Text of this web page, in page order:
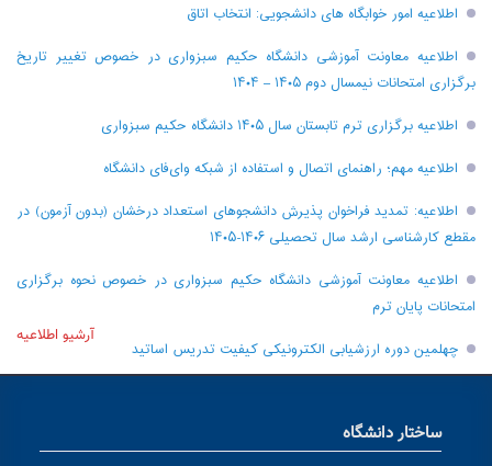
اطلاعیه امور خوابگاه های دانشجویی: انتخاب اتاق
اطلاعیه معاونت آموزشی دانشگاه حکیم سبزواری در خصوص تغییر تاریخ
برگزاری امتحانات نیمسال دوم ۱۴۰۵ – ۱۴۰۴
اطلاعیه برگزاری ترم تابستان سال ۱۴۰۵ دانشگاه حکیم سبزواری
اطلاعیه مهم؛ راهنمای اتصال و استفاده از شبکه وای‌فای دانشگاه
اطلاعیه: تمدید فراخوان پذیرش دانشجو‌های استعداد درخشان (بدون آزمون) در
مقطع کارشناسی ارشد سال تحصیلی ۱۴۰۶-۱۴۰۵
اطلاعیه معاونت آموزشی دانشگاه حکیم سبزواری در خصوص نحوه برگزاری
امتحانات پایان ترم
چهلمین دوره ارزشیابی الکترونیکی کیفیت تدریس اساتید
آرشیو اطلاعیه
ساختار دانشگاه